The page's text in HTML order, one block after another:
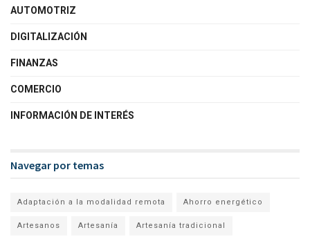
AUTOMOTRIZ
DIGITALIZACIÓN
FINANZAS
COMERCIO
INFORMACIÓN DE INTERÉS
Navegar por temas
Adaptación a la modalidad remota Ahorro energético
Artesanos Artesanía Artesanía tradicional